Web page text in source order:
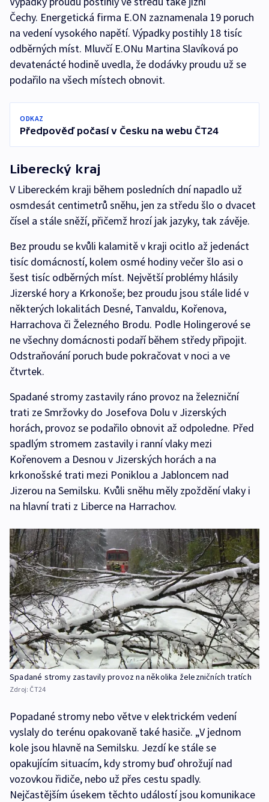
Čechy. Energetická firma E.ON zaznamenala 19 poruch
na vedení vysokého napětí. Výpadky postihly 18 tisíc
odběrných míst. Mluvčí E.ONu Martina Slavíková po
devatenácté hodině uvedla, že dodávky proudu už se
podařilo na všech místech obnovit.
ODKAZ
Předpověď počasí v Česku na webu ČT24
Liberecký kraj
V Libereckém kraji během posledních dní napadlo už
osmdesát centimetrů sněhu, jen za středu šlo o dvacet
čísel a stále sněží, přičemž hrozí jak jazyky, tak závěje.
Bez proudu se kvůli kalamitě v kraji ocitlo až jedenáct
tisíc domácností, kolem osmé hodiny večer šlo asi o
šest tisíc odběrných míst. Největší problémy hlásily
Jizerské hory a Krkonoše; bez proudu jsou stále lidé v
některých lokalitách Desné, Tanvaldu, Kořenova,
Harrachova či Železného Brodu. Podle Holingerové se
ne všechny domácnosti podaří během středy připojit.
Odstraňování poruch bude pokračovat v noci a ve
čtvrtek.
Spadané stromy zastavily ráno provoz na železniční
trati ze Smržovky do Josefova Dolu v Jizerských
horách, provoz se podařilo obnovit až odpoledne. Před
spadlým stromem zastavily i ranní vlaky mezi
Kořenovem a Desnou v Jizerských horách a na
krkonošské trati mezi Poniklou a Jabloncem nad
Jizerou na Semilsku. Kvůli sněhu měly zpoždění vlaky i
na hlavní trati z Liberce na Harrachov.
Spadané stromy zastavily provoz na několika železničních tratích
Zdroj: ČT24
Popadané stromy nebo větve v elektrickém vedení
vyslaly do terénu opakovaně také hasiče. „V jednom
kole jsou hlavně na Semilsku. Jezdí ke stále se
opakujícím situacím, kdy stromy buď ohrožují nad
vozovkou řidiče, nebo už přes cestu spadly.
Nejčastějším úsekem těchto událostí jsou komunikace